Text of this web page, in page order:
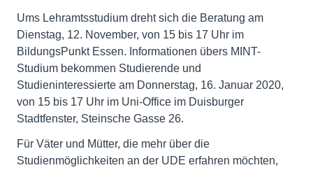
Ums Lehramtsstudium dreht sich die Beratung am
Dienstag, 12. November, von 15 bis 17 Uhr im
BildungsPunkt Essen. Informationen übers MINT-
Studium bekommen Studierende und
Studieninteressierte am Donnerstag, 16. Januar 2020,
von 15 bis 17 Uhr im Uni-Office im Duisburger
Stadtfenster, Steinsche Gasse 26.
Für Väter und Mütter, die mehr über die
Studienmöglichkeiten an der UDE erfahren möchten,